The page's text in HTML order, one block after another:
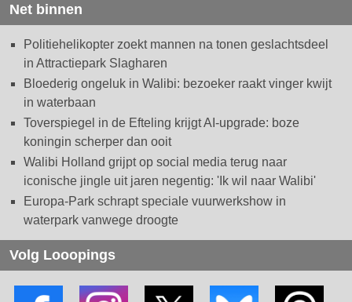
Net binnen
Politiehelikopter zoekt mannen na tonen geslachtsdeel
in Attractiepark Slagharen
Bloederig ongeluk in Walibi: bezoeker raakt vinger kwijt
in waterbaan
Toverspiegel in de Efteling krijgt AI-upgrade: boze
koningin scherper dan ooit
Walibi Holland grijpt op social media terug naar
iconische jingle uit jaren negentig: 'Ik wil naar Walibi'
Europa-Park schrapt speciale vuurwerkshow in
waterpark vanwege droogte
Volg Looopings